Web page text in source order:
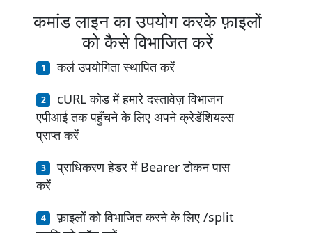
कमांड लाइन का उपयोग करके फ़ाइलों
को कैसे विभाजित करें
कर्ल उपयोगिता स्थापित करें
cURL कोड में हमारे दस्तावेज़ विभाजन
एपीआई तक पहुँचने के लिए अपने क्रेडेंशियल्स
प्राप्त करें
प्राधिकरण हेडर में Bearer टोकन पास
करें
फ़ाइलों को विभाजित करने के लिए /split